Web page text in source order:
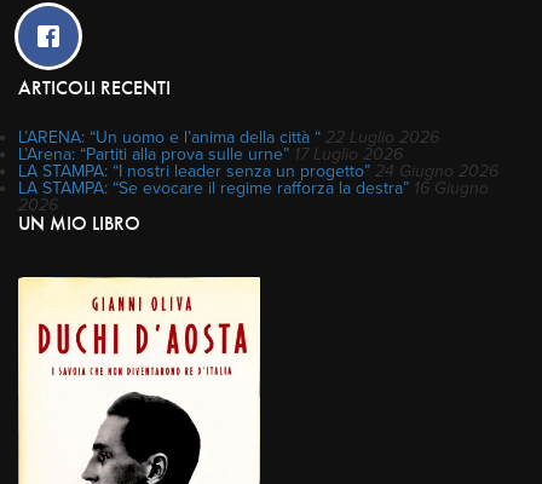
ARTICOLI RECENTI
L’ARENA: “Un uomo e l’anima della città “ 22 Luglio 2026
L’Arena: “Partiti alla prova sulle urne” 17 Luglio 2026
LA STAMPA: “I nostri leader senza un progetto” 24 Giugno 2026
LA STAMPA: “Se evocare il regime rafforza la destra” 16 Giugno
2026
UN MIO LIBRO